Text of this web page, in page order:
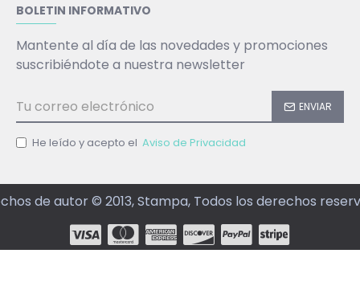
BOLETIN INFORMATIVO
Mantente al día de las novedades y promociones
suscribiéndote a nuestra newsletter
ENVIAR
He leído y acepto el Aviso de Privacidad
de autor © 2013, Stampa, Todos los derechos